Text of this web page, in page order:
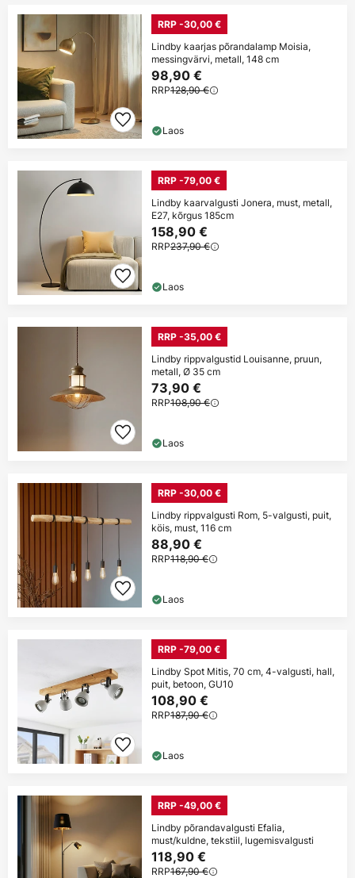
RRP -30,00 €
Lindby kaarjas põrandalamp Moisia,
messingvärvi, metall, 148 cm
98,90 €
RRP128,90 €
Laos
RRP -79,00 €
Lindby kaarvalgusti Jonera, must, metall,
E27, kõrgus 185cm
158,90 €
RRP237,90 €
Laos
RRP -35,00 €
Lindby rippvalgustid Louisanne, pruun,
metall, Ø 35 cm
73,90 €
RRP108,90 €
Laos
RRP -30,00 €
Lindby rippvalgusti Rom, 5-valgusti, puit,
köis, must, 116 cm
88,90 €
RRP118,90 €
Laos
RRP -79,00 €
Lindby Spot Mitis, 70 cm, 4-valgusti, hall,
puit, betoon, GU10
108,90 €
RRP187,90 €
Laos
RRP -49,00 €
Lindby põrandavalgusti Efalia,
must/kuldne, tekstiil, lugemisvalgusti
118,90 €
RRP167,90 €